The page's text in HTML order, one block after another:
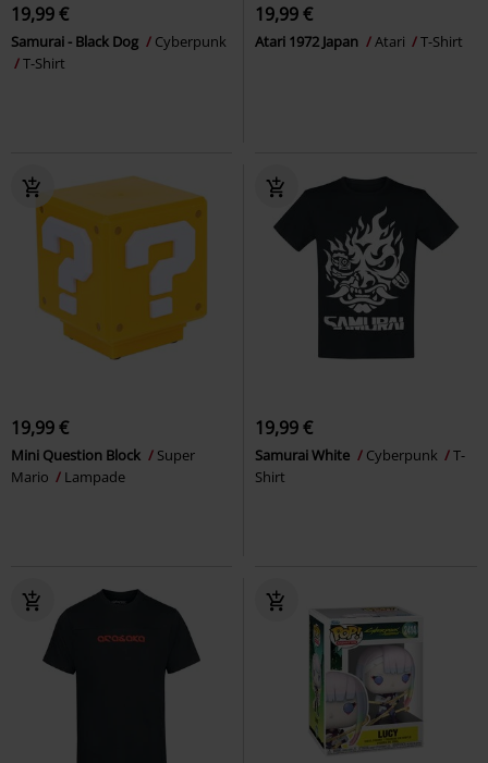
19,99 €
Samurai - Black Dog
Cyberpunk
T-Shirt
19,99 €
Atari 1972 Japan Atari T-Shirt
19,99 €
Mini Question Block
Super
Mario
Lampade
19,99 €
Samurai White Cyberpunk
T-
Shirt